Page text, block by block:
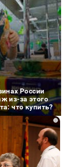
России
из-за этого
что купить?
i